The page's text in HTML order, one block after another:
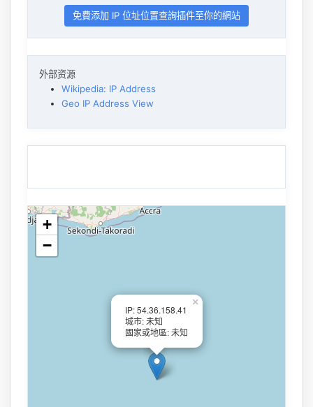
免費添加 IP 位址位置查詢插件至你的網站
外部资源
Wikipedia: IP Address
Geo IP Address View
IP: 54.36.158.41
城市: 未知
國家或地區: 未知
×
+
−